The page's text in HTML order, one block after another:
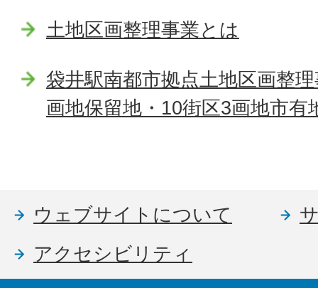
土地区画整理事業とは
袋井駅南都市拠点土地区画整
画地保留地・10街区3画地市
ウェブサイトについて
アクセシビリティ